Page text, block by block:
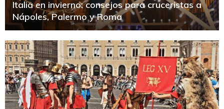
Italia en invierno: consejos para cruceristas a
Nápoles, Palermo y Roma